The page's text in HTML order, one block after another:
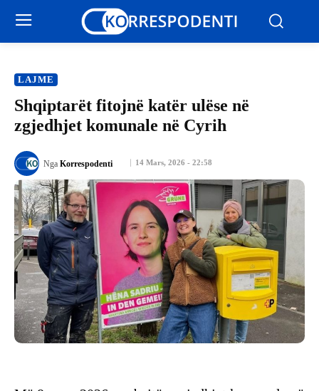
LAJME
Shqiptarët fitojnë katër ulëse në
zgjedhjet komunale në Cyrih
14 Mars, 2026 - 22:58
Nga Korrespodenti